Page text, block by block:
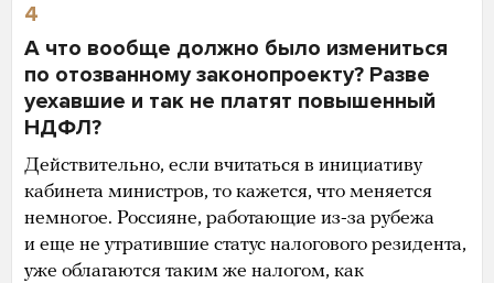
4
А что вообще должно было измениться
по отозванному законопроекту? Разве
уехавшие и так не платят повышенный
НДФЛ?
Действительно, если вчитаться в инициативу
кабинета министров, то кажется, что меняется
немногое. Россияне, работающие из-за рубежа
и еще не утратившие статус налогового резидента,
уже облагаются таким же налогом, как